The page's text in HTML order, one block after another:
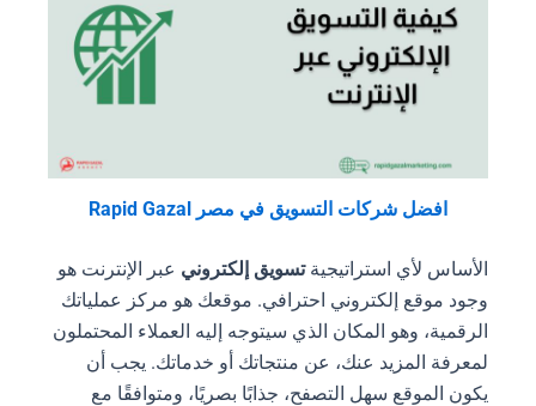
افضل شركات التسويق في مصر Rapid Gazal
الأساس لأي استراتيجيةتسويق إلكترونيعبر الإنترنت هو
وجود موقع إلكتروني احترافي. موقعك هو مركز عملياتك
الرقمية، وهو المكان الذي سيتوجه إليه العملاء المحتملون
لمعرفة المزيد عنك، عن منتجاتك أو خدماتك. يجب أن
يكون الموقع سهل التصفح، جذابًا بصريًا، ومتوافقًا مع